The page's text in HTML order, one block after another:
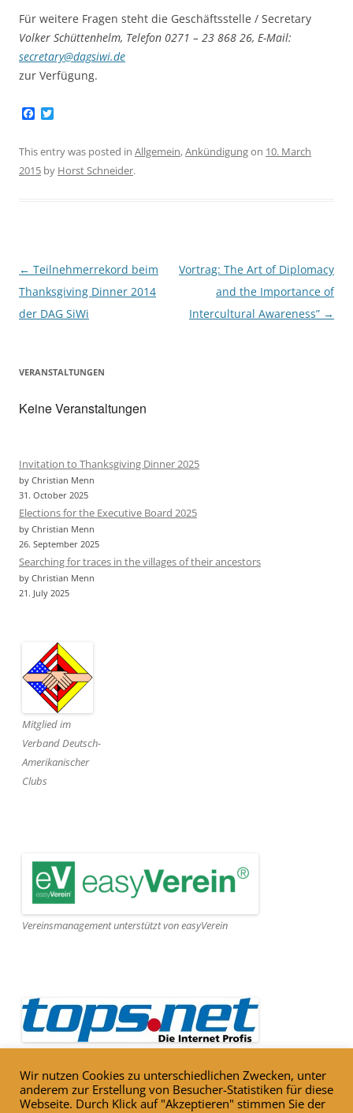
Für weitere Fragen steht die Geschäftsstelle / Secretary
Volker Schüttenhelm, Telefon 0271 – 23 868 26, E-Mail:
secretary@dagsiwi.de
zur Verfügung.
e
b
o
t
e
This entry was posted in Allgemein,Ankündigungon 10. March
2015 by Horst Schneider.
Post
navigation
← Teilnehmerrekord beim
Thanksgiving Dinner 2014
der DAG SiWi
Vortrag: The Art of Diplomacy
and the Importance of
Intercultural Awareness” →
VERANSTALTUNGEN
Keine Veranstaltungen
Invitation to Thanksgiving Dinner 2025
by Christian Menn
31. October 2025
Elections for the Executive Board 2025
by Christian Menn
26. September 2025
Searching for traces in the villages of their ancestors
by Christian Menn
21. July 2025
Mitglied im
Verband Deutsch-
Amerikanischer
Clubs
Vereinsmanagement unterstützt von easyVerein
Webseite gehostet von Tops.net
Wir nutzen Cookies zu unterschiedlichen Zwecken, unter
anderem zur Erstellung von Besucher-Statistiken für diese
Webseite. Durch Klick auf "Akzeptieren" stimmen Sie der